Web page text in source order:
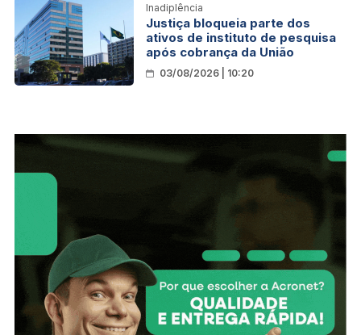
Inadiplência
Justiça bloqueia parte dos
ativos de instituto de pesquisa
após cobrança da União
03/08/2026 | 10:20